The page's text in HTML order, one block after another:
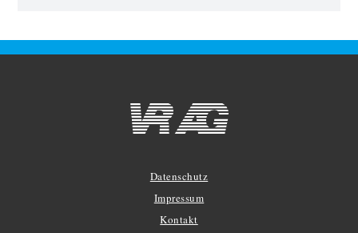
Datenschutz
Impressum
Kontakt